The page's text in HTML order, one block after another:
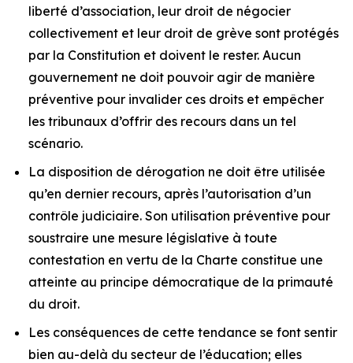
liberté d’association, leur droit de négocier
collectivement et leur droit de grève sont protégés
par la Constitution et doivent le rester. Aucun
gouvernement ne doit pouvoir agir de manière
préventive pour invalider ces droits et empêcher
les tribunaux d’offrir des recours dans un tel
scénario.
La disposition de dérogation ne doit être utilisée
qu’en dernier recours, après l’autorisation d’un
contrôle judiciaire. Son utilisation préventive pour
soustraire une mesure législative à toute
contestation en vertu de la Charte constitue une
atteinte au principe démocratique de la primauté
du droit.
Les conséquences de cette tendance se font sentir
bien au-delà du secteur de l’éducation; elles